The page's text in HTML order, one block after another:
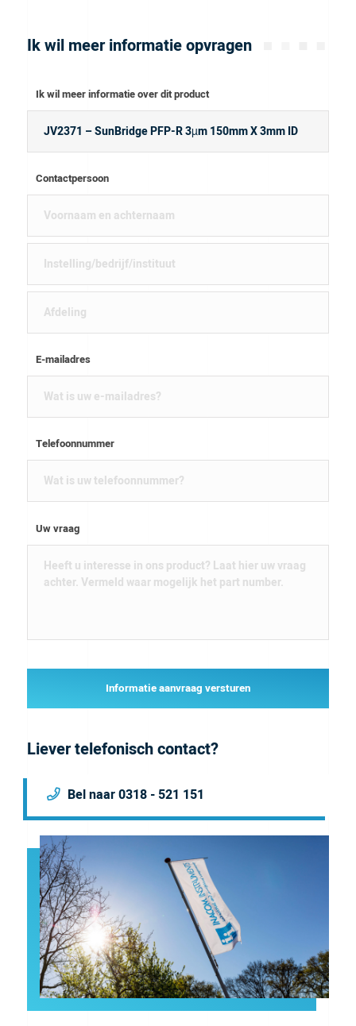
Ik wil meer informatie opvragen
Ik wil meer informatie over dit product
Contactpersoon
E-mailadres
Telefoonnummer
Uw vraag
Informatie aanvraag versturen
Liever telefonisch contact?
Bel naar 0318 - 521 151